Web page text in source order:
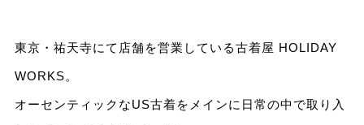
東京・祐天寺にて店舗を営業している古着屋 HOLIDAY
WORKS。
オーセンティックなUS古着をメインに日常の中で取り入